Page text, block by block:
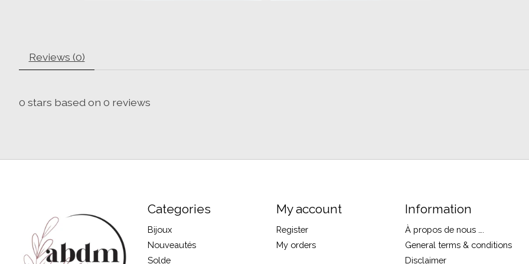
Reviews (0)
0 stars based on 0 reviews
Categories
Bijoux
Nouveautés
Solde
My account
Register
My orders
Information
À propos de nous ….
General terms & conditions
Disclaimer